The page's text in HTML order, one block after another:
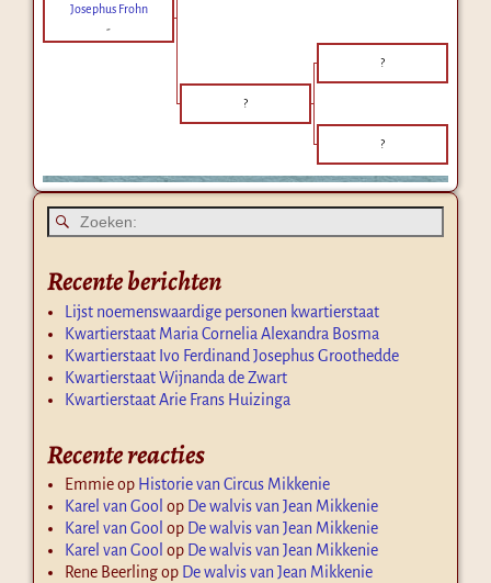
Josephus Frohn
-
?
?
?
Recente berichten
Lijst noemenswaardige personen kwartierstaat
Kwartierstaat Maria Cornelia Alexandra Bosma
Kwartierstaat Ivo Ferdinand Josephus Groothedde
Kwartierstaat Wijnanda de Zwart
Kwartierstaat Arie Frans Huizinga
Recente reacties
Emmieop Historie van Circus Mikkenie
Karel van Gool op De walvis van Jean Mikkenie
Karel van Gool op De walvis van Jean Mikkenie
Karel van Gool op De walvis van Jean Mikkenie
Rene Beerlingop De walvis van Jean Mikkenie